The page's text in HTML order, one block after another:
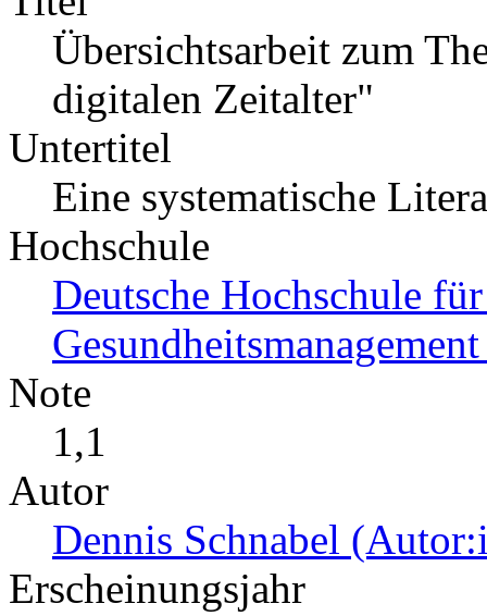
Übersichtsarbeit zum
digitalen Zeitalter"
Untertitel
Eine systematische
Hochschule
Deutsche Hochschule
Note
1,1
Autor
Dennis Schnabel
Erscheinungsjahr